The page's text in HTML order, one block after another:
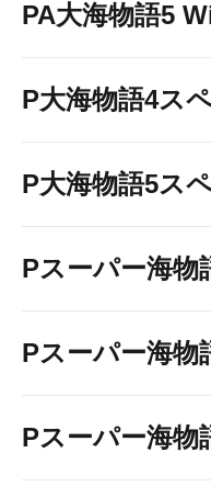
PA大海物語5
P大海物語4ス
P大海物語5ス
Pスーパー海物
Pスーパー海物
Pスーパー海物